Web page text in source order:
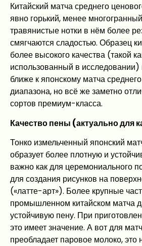
Китайский матча среднего
явно горький, менее
травянистые нотки в нём более
смягчаются сладостью. Образец
более высокого качества (такой
использованный в исследовании)
ближе к японскому матча
диапазона, но всё же заметно
сортов премиум-класса.
Качество пены (актуально для
Тонко измельченный японский
образует более плотную и
важно как для церемониального
для создания рисунков на
(«латте-арт»). Более крупные
промышленном китайском матча
устойчивую пену. При
это имеет значение. А вот для
преобладает паровое молоко, это